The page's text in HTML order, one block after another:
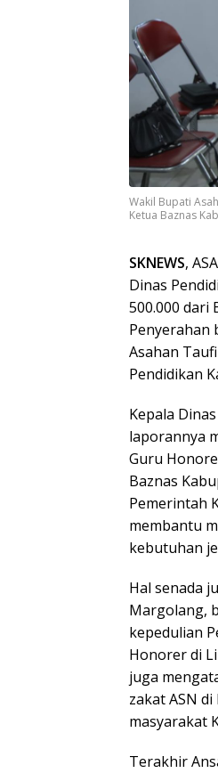
Wakil Bupati
Ketua Baznas
SKNEWS,
Dinas
500.000 dari
Penyerahan
Asahan
Pendidikan
Kepala
laporannya
Guru
Baznas
Pemerintah
membantu
kebutuhan
Hal senada
Margolang,
kepedulian
Honorer di
juga
zakat ASN
masyarakat
Terakhir